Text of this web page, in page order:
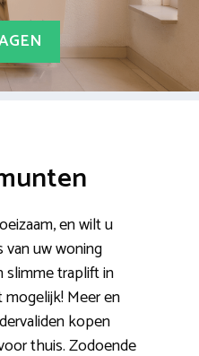
en wilt u
uw woning
slimme traplift in
Meer en
kopen
thuis. Zodoende